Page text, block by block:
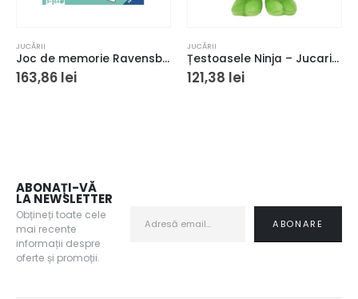
JUCĂRII
Joc de memorie Ravensburger Memory Lingokids
163,86 lei
JUCĂRII
Țestoasele Ninja – Jucarie Raphael de pluș
121,38 lei
ABONAȚI-VĂ
LA NEWSLETTER
Obțineți toate cele
mai recente
informații despre
oferte și promoții.